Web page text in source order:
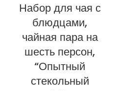
Набор для чая с
блюдцами,
чайная пара на
шесть персон,
“Опытный
стекольный